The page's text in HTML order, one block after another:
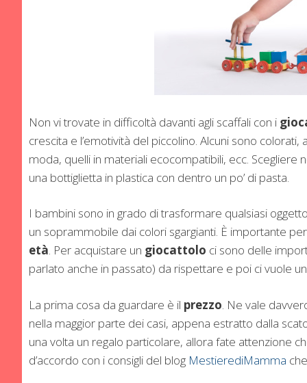
Non vi trovate in difficoltà davanti agli scaffali con i
crescita e l’emotività del piccolino. Alcuni sono
moda, quelli in materiali ecocompatibili, ecc.
una bottiglietta in plastica con dentro un po’ di pasta.
I bambini sono in grado di trasformare qualsiasi
un soprammobile dai colori sgargianti. È importante
età. Per acquistare un giocattolo ci sono delle
parlato anche in passato) da rispettare e poi ci vuole
La prima cosa da guardare è il prezzo. Ne vale
nella maggior parte dei casi, appena estratto dalla
una volta un regalo particolare, allora fate attenzione
d’accordo con i consigli del blog MestierediMamma